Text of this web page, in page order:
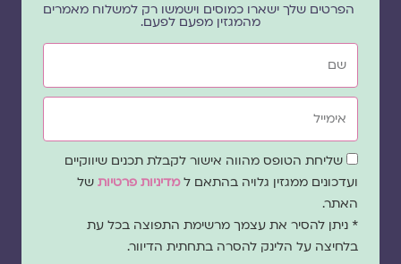
הפרטים שלך ישארו כמוסים וישמשו רק למשלוח מאמרים
מהמגזין מפעם לפעם.
שם
אימייל
שדהשליחת הטופס מהווה אישור לקבלת תכנים שיווקיים
ועדכונים ממגזין גלויה בהתאם למדיניות פרטיות של
האתר.
* ניתן להסיר את עצמך מרשימת התפוצה בכל עת
בלחיצה על הלינק להסרה בתחתית הדיוור.